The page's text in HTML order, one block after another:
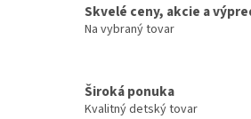
Skvelé ceny, akcie a
Na vybraný tovar
Široká ponuka
Kvalitný detský tovar